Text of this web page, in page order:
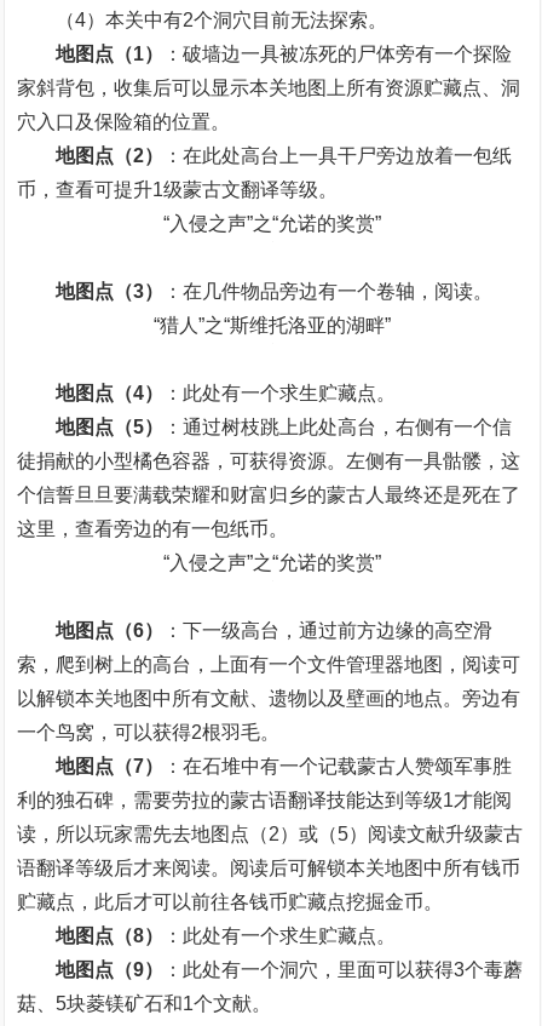
（4）本关中有2个洞穴目前无法探索。
地图点（1）
：破墙边一具被冻死的尸体旁有一个探险
家斜背包，收集后可以显示本关地图上所有资源贮藏点、洞
穴入口及保险箱的位置。
地图点（2）
：在此处高台上一具干尸旁边放着一包纸
币，查看可提升1级蒙古文翻译等级。
“入侵之声”之“允诺的奖赏”
地图点（3）
：在几件物品旁边有一个卷轴，阅读。
“猎人”之“斯维托洛亚的湖畔”
地图点（4）
：此处有一个求生贮藏点。
地图点（5）
：通过树枝跳上此处高台，右侧有一个信
徒捐献的小型橘色容器，可获得资源。左侧有一具骷髅，这
个信誓旦旦要满载荣耀和财富归乡的蒙古人最终还是死在了
这里，查看旁边的有一包纸币。
“入侵之声”之“允诺的奖赏”
地图点（6）
：下一级高台，通过前方边缘的高空滑
索，爬到树上的高台，上面有一个文件管理器地图，阅读可
以解锁本关地图中所有文献、遗物以及壁画的地点。旁边有
一个鸟窝，可以获得2根羽毛。
地图点（7）
：在石堆中有一个记载蒙古人赞颂军事胜
利的独石碑，需要劳拉的蒙古语翻译技能达到等级1才能阅
读，所以玩家需先去地图点（2）或（5）阅读文献升级蒙古
语翻译等级后才来阅读。阅读后可解锁本关地图中所有钱币
贮藏点，此后才可以前往各钱币贮藏点挖掘金币。
地图点（8）
：此处有一个求生贮藏点。
地图点（9）
：此处有一个洞穴，里面可以获得3个毒蘑
菇、5块菱镁矿石和1个文献。